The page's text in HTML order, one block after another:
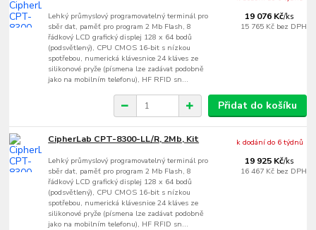
Lehký průmyslový programovatelný terminál pro
sběr dat, paměť pro program 2 Mb Flash, 8
řádkový LCD grafický displej 128 x 64 bodů
(podsvětlený), CPU CMOS 16-bit s nízkou
spotřebou, numerická klávesnice 24 kláves ze
silikonové pryže (písmena lze zadávat podobně
jako na mobilním telefonu), HF RFID sn...
19 076 Kč/ks
15 765 Kč bez DPH
Přidat do košíku
CipherLab CPT-8300-LL/R, 2Mb, Kit
Lehký průmyslový programovatelný terminál pro
sběr dat, paměť pro program 2 Mb Flash, 8
řádkový LCD grafický displej 128 x 64 bodů
(podsvětlený), CPU CMOS 16-bit s nízkou
spotřebou, numerická klávesnice 24 kláves ze
silikonové pryže (písmena lze zadávat podobně
jako na mobilním telefonu), HF RFID sn...
19 925 Kč/ks
16 467 Kč bez DPH
k dodání do 6 týdnů